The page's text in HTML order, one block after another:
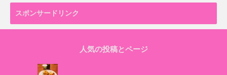
スポンサードリンク
人気の投稿とページ